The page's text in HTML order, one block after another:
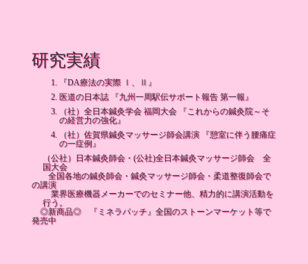
研究実績
『DA療法の実際 Ⅰ、Ⅱ』
医道の日本誌 『九州一周駅伝サポート報告 第一報』
（社）全日本鍼灸学会 福岡大会 『これからの鍼灸院～そ
の経営力の強化』
（社）佐賀県鍼灸マッサージ師会講演 『憩室に伴う腰痛症
の一症例』
（公社）日本鍼灸師会・(公社)全日本鍼灸マッサージ師会 全
国大会
全国各地の鍼灸師会・鍼灸マッサージ師会・柔道整復師会で
の講演
業界医療機器メーカーでのセミナー他、精力的に講演活動を
行う。
◎新商品◎ 『ミネラパッチ』全国のストーンマーケット等で
発売中